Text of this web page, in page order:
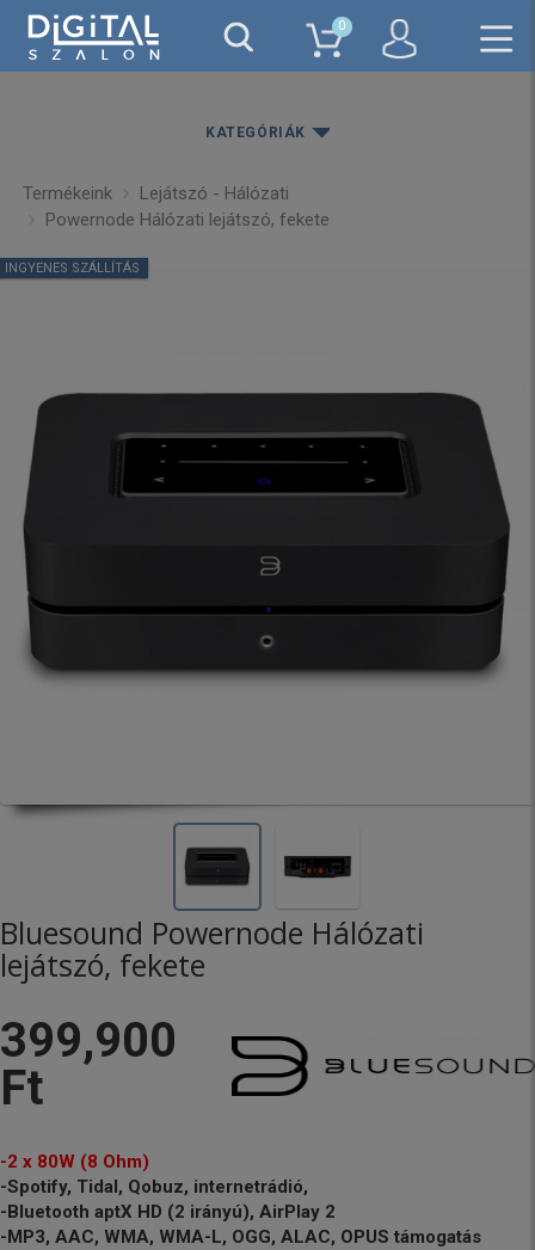
0
KATEGÓRIÁK
Termékeink
Lejátszó - Hálózati
Powernode Hálózati lejátszó, fekete
INGYENES SZÁLLÍTÁS
Bluesound Powernode Hálózati
lejátszó, fekete
399,900
Ft
-2 x 80W (8 Ohm)
-Spotify, Tidal, Qobuz, internetrádió,
-Bluetooth aptX HD (2 irányú), AirPlay 2
-MP3, AAC, WMA, WMA-L, OGG, ALAC, OPUS támogatás